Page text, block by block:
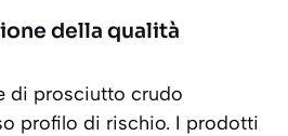
della qualità
di prosciutto crudo
profilo di rischio. I prodotti